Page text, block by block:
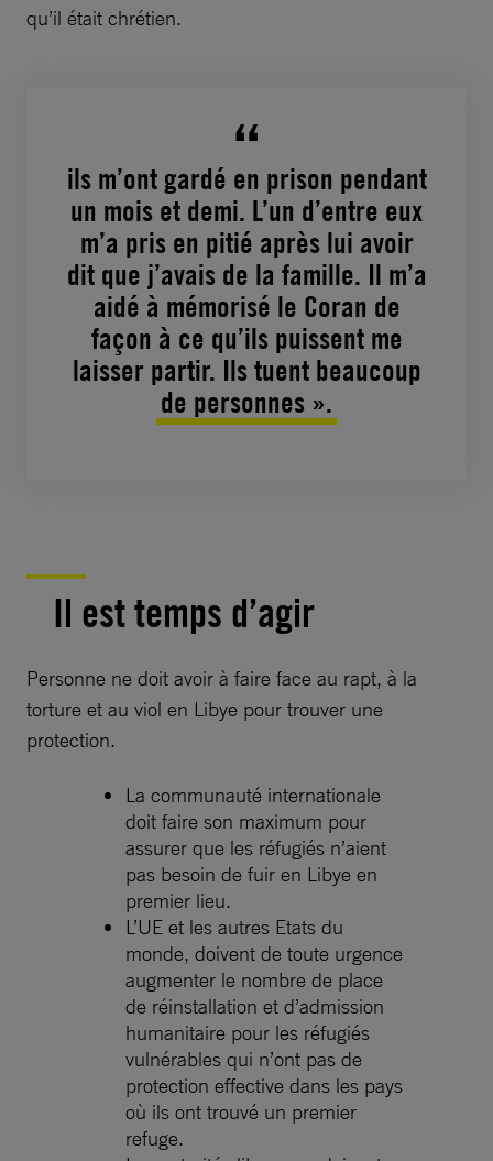
qu’il était chrétien.
ils m’ont gardé en prison pendant
un mois et demi. L’un d’entre eux
m’a pris en pitié après lui avoir
dit que j’avais de la famille. Il m’a
aidé à mémorisé le Coran de
façon à ce qu’ils puissent me
laisser partir. Ils tuent beaucoup
de personnes ».
Il est temps d’agir
Personne ne doit avoir à faire face au rapt, à la
torture et au viol en Libye pour trouver une
protection.
La communauté internationale
doit faire son maximum pour
assurer que les réfugiés n’aient
pas besoin de fuir en Libye en
premier lieu.
L’UE et les autres Etats du
monde, doivent de toute urgence
augmenter le nombre de place
de réinstallation et d’admission
humanitaire pour les réfugiés
vulnérables qui n’ont pas de
protection effective dans les pays
où ils ont trouvé un premier
refuge.